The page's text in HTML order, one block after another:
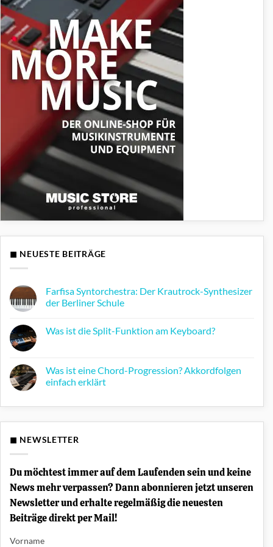
◼ NEUESTE BEITRÄGE
Farfisa Syntorchestra: Der Krautrock-Synthesizer
der Berliner Schule
zu
Synthesizer
der
Berliner
Was ist die Split-Funktion am Keyboard?
Was
ist
die
am
Was ist eine Chord-Progression? Akkordfolgen
einfach erklärt
zu
Chord-
erklärt
◼ NEWSLETTER
Du möchtest immer auf dem Laufenden sein und keine
News mehr verpassen? Dann abonnieren jetzt unseren
Newsletter und erhalte regelmäßig die neuesten
Beiträge direkt per Mail!
Vorname